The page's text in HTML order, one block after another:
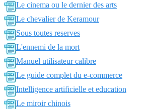
Le cinema ou le dernier des arts
Le chevalier de Keramour
Sous toutes reserves
L'ennemi de la mort
Manuel utilisateur calibre
Le guide complet du e-commerce
Intelligence artificielle et education
Le miroir chinois